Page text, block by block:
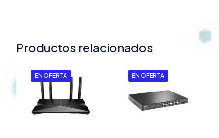
Productos relacionados
EN OFERTA EN OFERTA